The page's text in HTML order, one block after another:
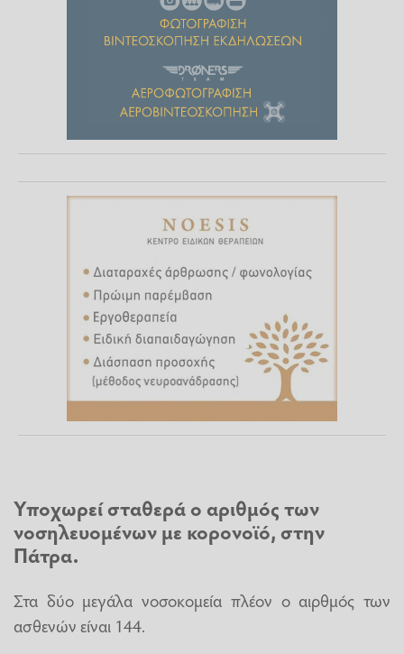
Υποχωρεί σταθερά ο αριθμός των
νοσηλευομένων με κορονοϊό, στην
Πάτρα.
Στα δύο μεγάλα νοσοκομεία πλέον ο αιρθμός των
ασθενών είναι 144.